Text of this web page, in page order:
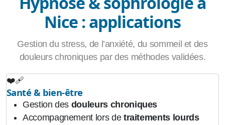
Nice : applications
Gestion du stress, de l’anxiété, du sommeil et des
douleurs chroniques par des méthodes validées.
❤️‍🩹
Santé & bien‑être
Gestion des douleurs chroniques
Accompagnement lors de traitements lourds